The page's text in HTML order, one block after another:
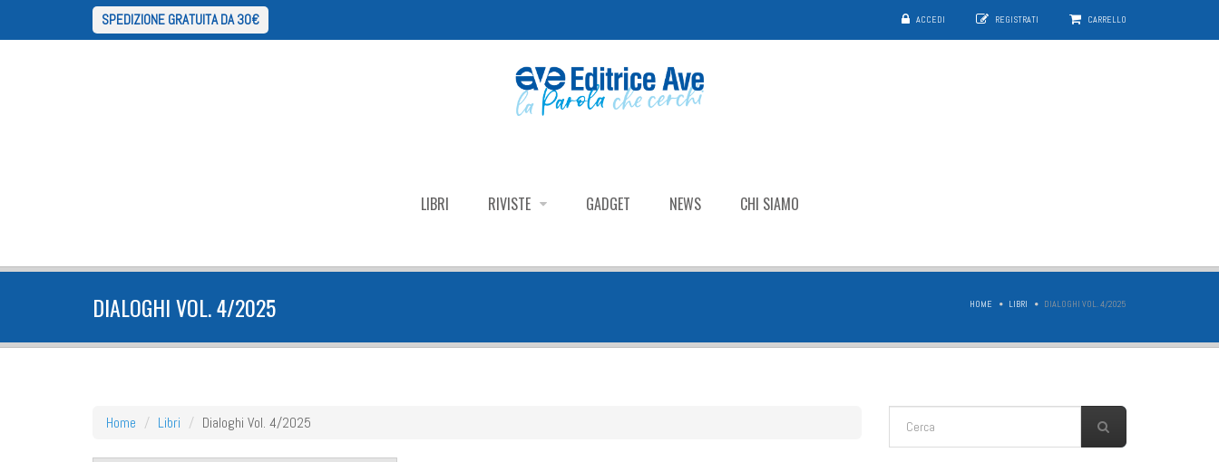
SPEDIZIONE GRATUITA DA 30€ ACCEDI REGISTRATI CARRELLO
LIBRI RIVISTE GADGET NEWS CHI SIAMO
DIALOGHI VOL. 4/2025 HOME LIBRI DIALOGHI VOL. 4/2025
Home Libri Dialoghi Vol. 4/2025 FORM DI RICERCA